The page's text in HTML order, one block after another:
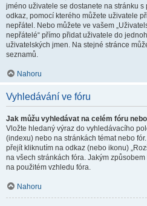
jméno uživatele se dostanete na stránku
odkaz, pomocí kterého můžete uživatele
nepřátel. Nebo můžete ve vašem
nepřátelé“ přímo přidat uživatele do
uživatelských jmen. Na stejné stránce
seznamů.
Nahoru
Vyhledávání ve fóru
Jak můžu vyhledávat na celém fóru
Vložte hledaný výraz do vyhledávacího
(indexu) nebo na stránkách témat nebo
přejít kliknutím na odkaz (nebo ikonu)
na všech stránkách fóra. Jakým
na použitém vzhledu fóra.
Nahoru